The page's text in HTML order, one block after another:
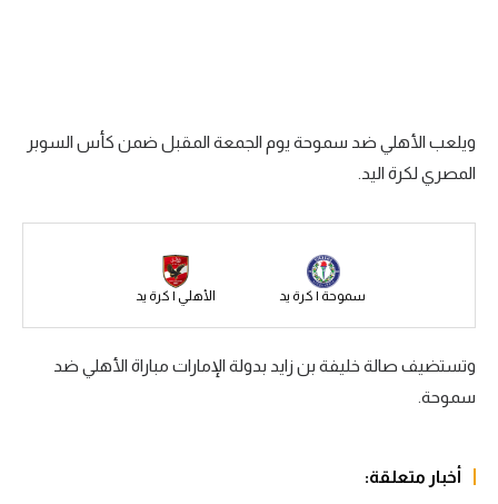
سعودي في الجول
دوري أبطال أوروبا
كرة السلة الأمريكية
ويلعب الأهلي ضد سموحة يوم الجمعة المقبل ضمن كأس السوبر
المصري لكرة اليد.
سموحة | كرة يد الأهلي | كرة يد
وتستضيف صالة خليفة بن زايد بدولة الإمارات مباراة الأهلي ضد
سموحة.
أخبار متعلقة: